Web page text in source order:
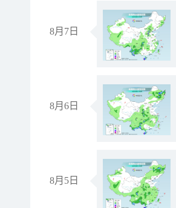
8月7日
8月6日
8月5日